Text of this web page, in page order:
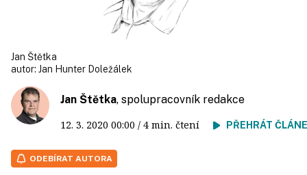
Jan Štětka
autor: Jan Hunter Doležálek
Jan Štětka, spolupracovník redakce
12. 3. 2020 00:00 / 4 min. čtení PŘEHRÁT
ODEBÍRAT AUTORA